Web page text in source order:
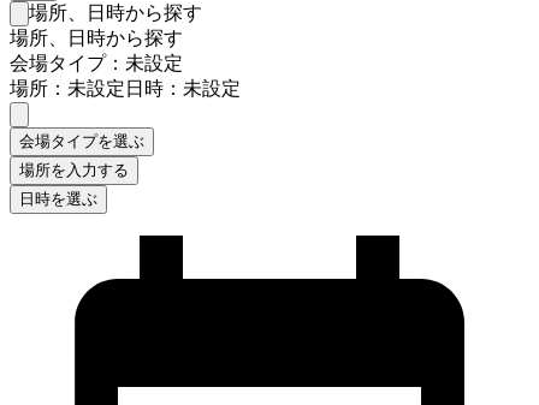
検索フォームを閉じる
場所、日時から探す
場所、日時から探す
会場タイプ：未設定
場所：未設定日時：未設定
会場タイプを選ぶ
場所を入力する
日時を選ぶ